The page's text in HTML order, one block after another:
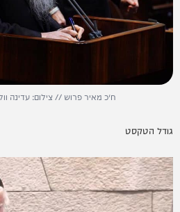
ח״כ מאיר פרוש // צילום: עדינה
גודל הטקסט